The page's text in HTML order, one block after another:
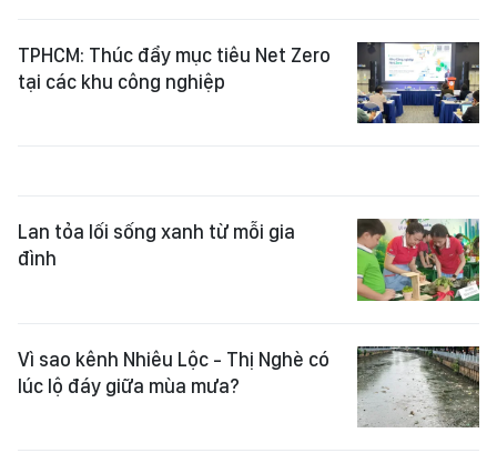
TPHCM: Thúc đẩy mục tiêu Net Zero
tại các khu công nghiệp
Lan tỏa lối sống xanh từ mỗi gia
đình
Vì sao kênh Nhiêu Lộc - Thị Nghè có
lúc lộ đáy giữa mùa mưa?